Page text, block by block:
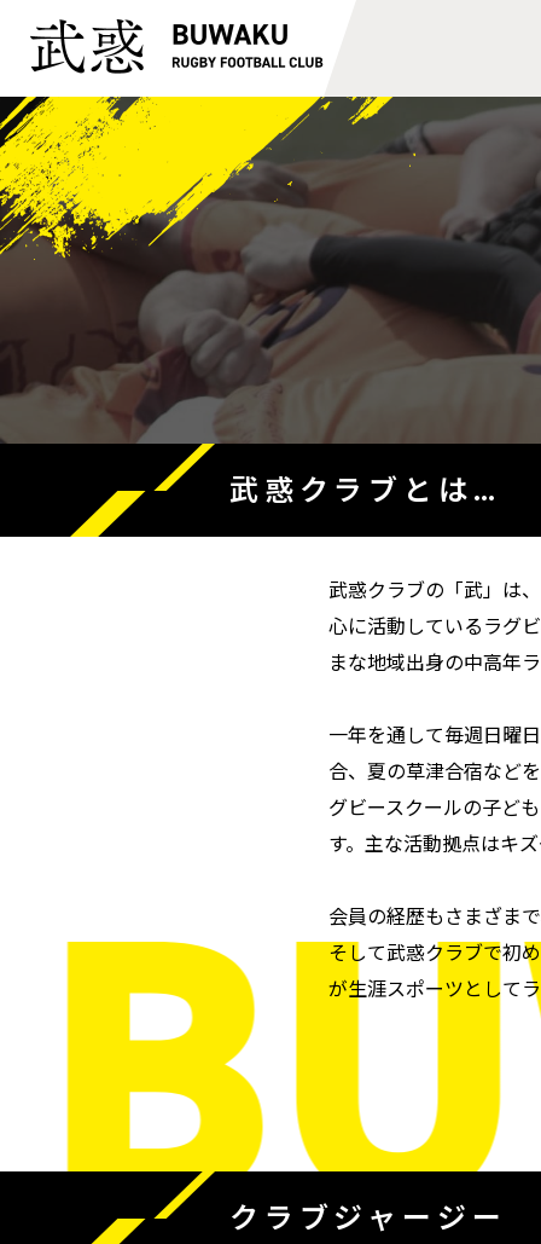
武惑クラブとは…
武惑クラブの「武」は
心に活動しているラグ
まな地域出身の中高年
一年を通して毎週日曜
合、夏の草津合宿など
グビースクールの子ど
す。主な活動拠点はキ
会員の経歴もさまざま
そして武惑クラブで初
が生涯スポーツとして
クラブジャージー